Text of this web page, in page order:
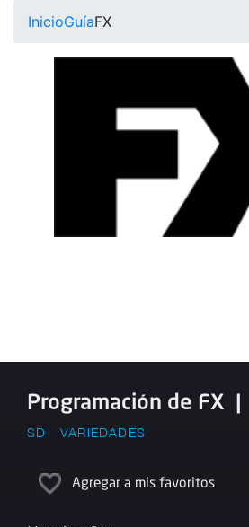
InicioGuíaFX
Programación de FX |
SD VARIEDADES
Agregar a mis favoritos